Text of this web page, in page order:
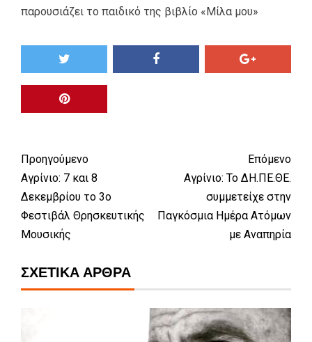
παρουσιάζει το παιδικό της βιβλίο «Μίλα μου»
Προηγούμενο
Αγρίνιο: 7 και 8
Δεκεμβρίου το 3ο
Φεστιβάλ Θρησκευτικής
Μουσικής
Επόμενο
Αγρίνιο: Το ΔΗ.ΠΕ.ΘΕ.
συμμετείχε στην
Παγκόσμια Ημέρα Ατόμων
με Αναπηρία
ΣΧΕΤΙΚΆ ΆΡΘΡΑ